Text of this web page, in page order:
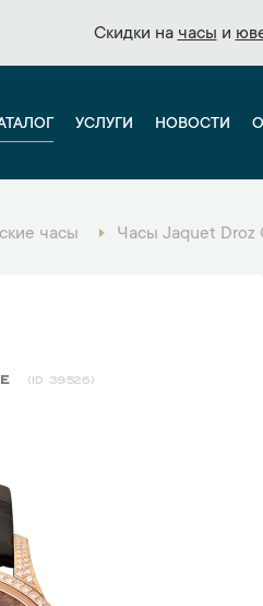
Скидки на часы и
Скидки на часы и
УСЛУГИ НОВОСТИ
часы Часы Jaquet Droz
39526